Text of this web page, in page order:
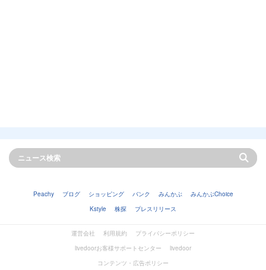
Peachy ブログ ショッピング バンク みんかぶ
みんかぶChoice
Kstyle
株探 プレスリリース
運営会社 利用規約
プライバシーポリシー
livedoorお客様サポートセンター
livedoor
コンテンツ・広告ポリシー